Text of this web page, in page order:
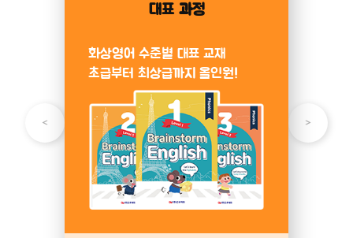
대표 과정
화상영어 수준별 대표 교재
초급부터 최상급까지 올인원!
과정
알파벳부터 파닉스까지
기초 영어 학습!